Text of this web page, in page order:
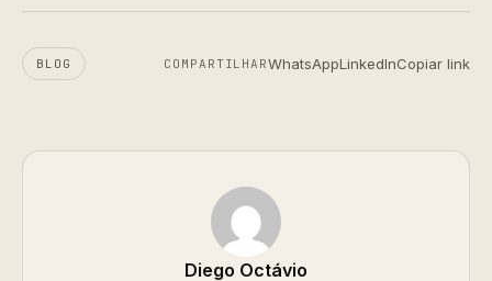
BLOG COMPARTILHARWhatsAppLinkedInCopiar link
Diego Octávio